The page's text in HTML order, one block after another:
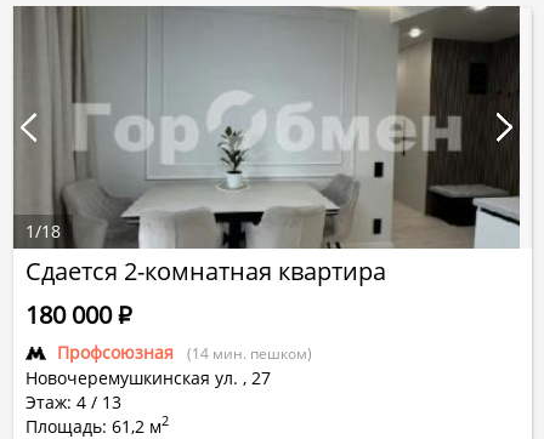
Сдается 2-комнатная квартира
Профсоюзная (14 мин. пешком)
Новочеремушкинская ул. , 27
Этаж: 4 / 13
Площадь: 61,2 м2
180 000Р
1/18